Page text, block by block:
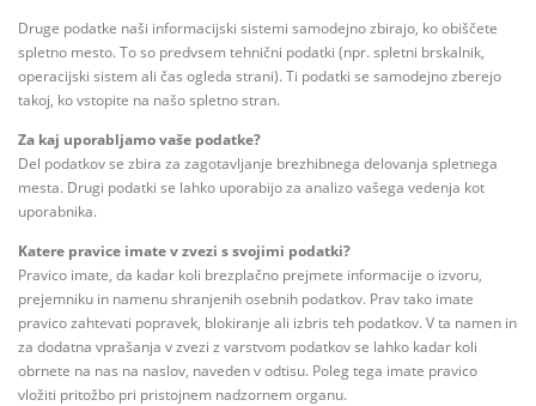
Druge podatke naši informacijski sistemi samodejno zbirajo, ko obiščete
spletno mesto. To so predvsem tehnični podatki (npr. spletni brskalnik,
operacijski sistem ali čas ogleda strani). Ti podatki se samodejno zberejo
takoj, ko vstopite na našo spletno stran.
Za kaj uporabljamo vaše podatke?
Del podatkov se zbira za zagotavljanje brezhibnega delovanja spletnega
mesta. Drugi podatki se lahko uporabijo za analizo vašega vedenja kot
uporabnika.
Katere pravice imate v zvezi s svojimi podatki?
Pravico imate, da kadar koli brezplačno prejmete informacije o izvoru,
prejemniku in namenu shranjenih osebnih podatkov. Prav tako imate
pravico zahtevati popravek, blokiranje ali izbris teh podatkov. V ta namen in
za dodatna vprašanja v zvezi z varstvom podatkov se lahko kadar koli
obrnete na nas na naslov, naveden v odtisu. Poleg tega imate pravico
vložiti pritožbo pri pristojnem nadzornem organu.